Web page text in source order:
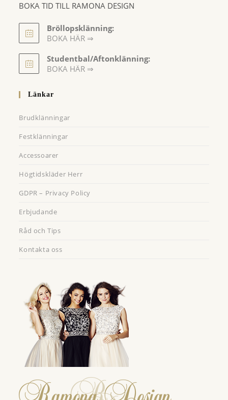
BOKA TID TILL RAMONA DESIGN
Bröllopsklänning:
BOKA HÄR ⇒
in
a
tab
Studentbal/Aftonklänning:
BOKA HÄR ⇒
Länkar
Brudklänningar
Festklänningar
Accessoarer
Högtidskläder Herr
GDPR – Privacy Policy
Erbjudande
Råd och Tips
Kontakta oss